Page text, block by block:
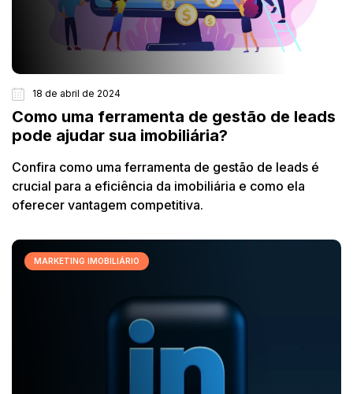
18 de abril de 2024
Como uma ferramenta de gestão de leads
pode ajudar sua imobiliária?
Confira como uma ferramenta de gestão de leads é
crucial para a eficiência da imobiliária e como ela
oferecer vantagem competitiva.
MARKETING IMOBILIÁRIO